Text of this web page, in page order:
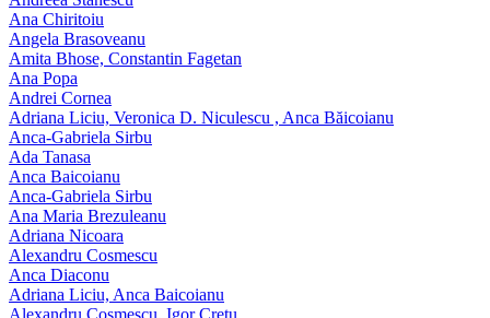
Ana Chiritoiu
Angela Brasoveanu
Amita Bhose, Constantin Fagetan
Ana Popa
Andrei Cornea
Adriana Liciu, Veronica D. Niculescu , Anca Băicoianu
Anca‑Gabriela Sirbu
Ada Tanasa
Anca Baicoianu
Anca-Gabriela Sirbu
Ana Maria Brezuleanu
Adriana Nicoara
Alexandru Cosmescu
Anca Diaconu
Adriana Liciu, Anca Baicoianu
Alexandru Cosmescu, Igor Cretu